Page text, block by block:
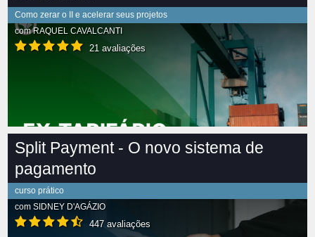
Como zerar o II e acelerar seus projetos
comRAQUEL CAVALCANTI
21 avaliações
Split Payment - O novo sistema de
pagamento
curso prático
com SIDNEY D'AGÁZIO
447 avaliações